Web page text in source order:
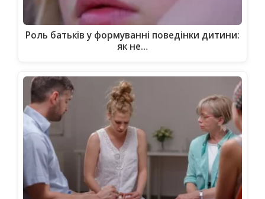
Роль батьків у формуванні поведінки дитини:
як не…